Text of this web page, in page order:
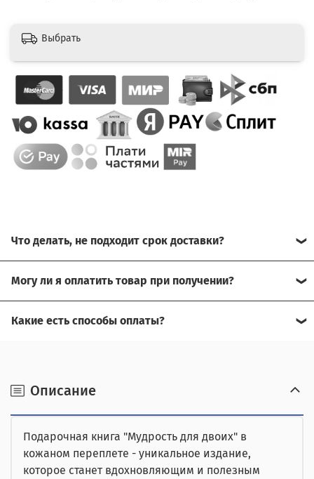
Выбрать
помочь.
наличными при получении,
картой курьеру.
Описание
Подарочная книга "Мудрость для двоих" в
кожаном переплете - уникальное издание,
которое станет вдохновляющим и полезным